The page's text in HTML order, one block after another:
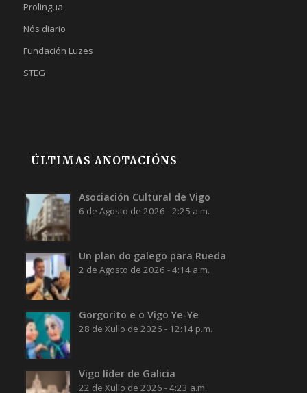
Prolingua
Nós diario
Fundación Luzes
STEG
ÚLTIMAS ANOTACIÓNS
Asociación Cultural de Vigo
6 de Agosto de 2026 - 2:25 a.m.
Un plan do galego para Rueda
2 de Agosto de 2026 - 4:14 a.m.
Gorgorito e o Vigo Ye-Ye
28 de Xullo de 2026 - 12:14 p.m.
Vigo líder de Galicia
22 de Xullo de 2026 - 4:23 a.m.